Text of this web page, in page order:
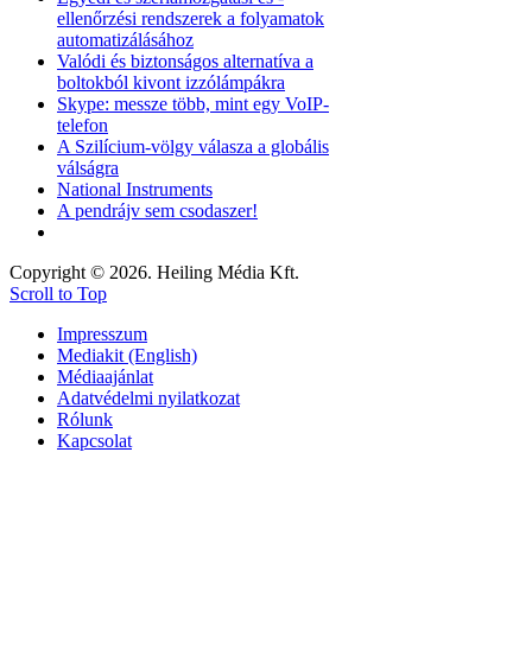
ellenőrzési rendszerek a folyamatok
automatizálásához
Valódi és biztonságos alternatíva a
boltokból kivont izzólámpákra
Skype: messze több, mint egy VoIP-
telefon
A Szilícium-völgy válasza a globális
válságra
National Instruments
A pendrájv sem csodaszer!
Copyright © 2026. Heiling Média Kft.
Scroll to Top
Impresszum
Mediakit (English)
Médiaajánlat
Adatvédelmi nyilatkozat
Rólunk
Kapcsolat